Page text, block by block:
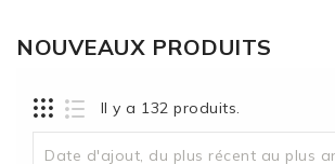
NOUVEAUX PRODUITS
Il y a 132 produits.
Date d'ajout, du plus récent au plus